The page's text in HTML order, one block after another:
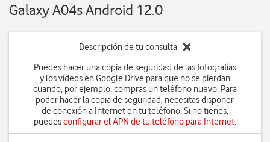
Galaxy A04s Android 12.0
Descripción de tu consulta
Puedes hacer una copia de seguridad de las fotografías
y los vídeos en Google Drive para que no se pierdan
cuando, por ejemplo, compras un teléfono nuevo. Para
poder hacer la copia de seguridad, necesitas disponer
de conexión a Internet en tu teléfono. Si no tienes,
puedesconfigurar el APN de tu teléfono para Internet.